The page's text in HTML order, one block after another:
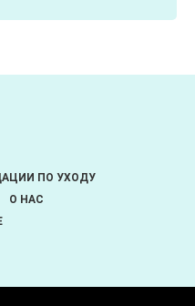
ПО УХОДУ
О НАС